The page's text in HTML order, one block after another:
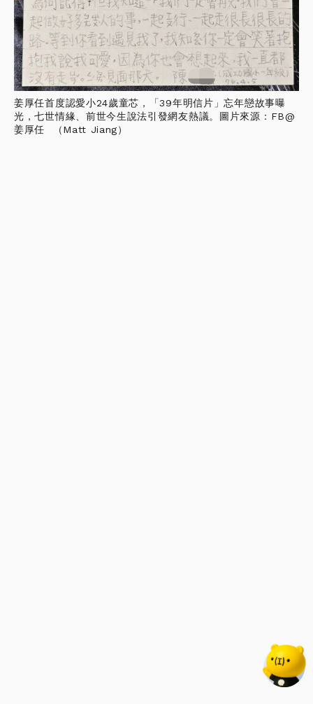
姜厚任首度認愛小24歲童芯，「39年明信片」忘年戀故事曝
光，七世情緣、前世今生說法引發網友熱議。圖片來源：FB@
姜厚任 （Matt Jiang）